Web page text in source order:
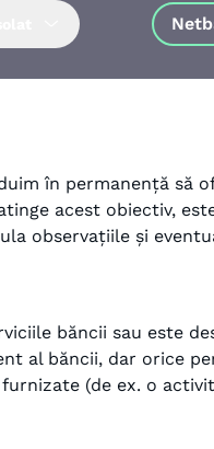
în permanență să
acest obiectiv,
observațiile și
băncii sau este
al băncii, dar orice
(de ex. o